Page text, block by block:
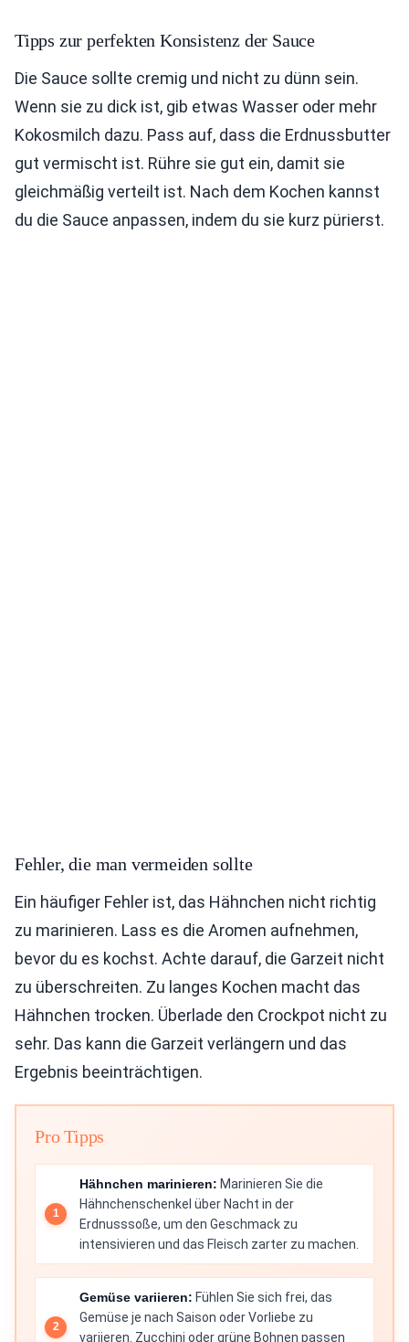
Tipps zur perfekten Konsistenz der Sauce
Die Sauce sollte cremig und nicht zu dünn sein.
Wenn sie zu dick ist, gib etwas Wasser oder mehr
Kokosmilch dazu. Pass auf, dass die Erdnussbutter
gut vermischt ist. Rühre sie gut ein, damit sie
gleichmäßig verteilt ist. Nach dem Kochen kannst
du die Sauce anpassen, indem du sie kurz pürierst.
Fehler, die man vermeiden sollte
Ein häufiger Fehler ist, das Hähnchen nicht richtig
zu marinieren. Lass es die Aromen aufnehmen,
bevor du es kochst. Achte darauf, die Garzeit nicht
zu überschreiten. Zu langes Kochen macht das
Hähnchen trocken. Überlade den Crockpot nicht zu
sehr. Das kann die Garzeit verlängern und das
Ergebnis beeinträchtigen.
Pro Tipps
Hähnchen marinieren: Marinieren Sie die
Hähnchenschenkel über Nacht in der
Erdnusssoße, um den Geschmack zu
intensivieren und das Fleisch zarter zu machen.
Gemüse variieren: Fühlen Sie sich frei, das
Gemüse je nach Saison oder Vorliebe zu
variieren. Zucchini oder grüne Bohnen passen